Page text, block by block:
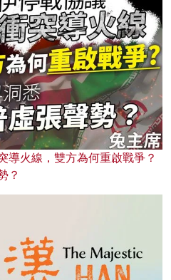
導火線，雙方為何重啟戰爭？
？